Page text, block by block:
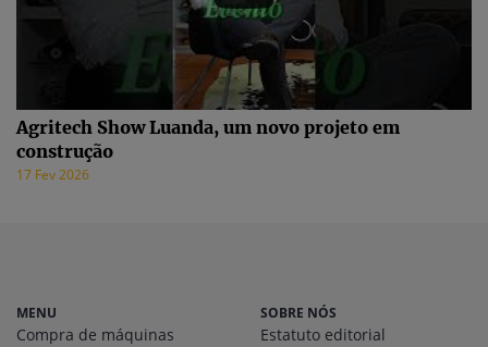
Agritech Show Luanda, um novo projeto em
construção
17 Fev 2026
MENU
Compra de máquinas
SOBRE NÓS
Estatuto editorial